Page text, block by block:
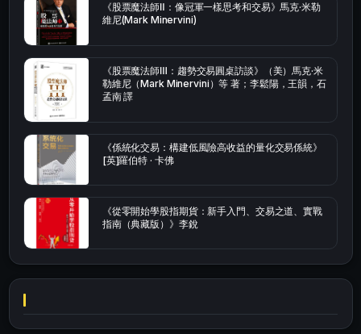
《股票魔法師Ⅱ：像冠軍一樣思考和交易》馬克·米勒
維尼(Mark Minervini)
《股票魔法師Ⅲ：趨勢交易圓桌訪談》（美）馬克·米
勒維尼（Mark Minervini）等 著；李鬆陽，王韻，石
孟南 譯
《係統化交易：構建低風險高收益的量化交易係統》
[英]羅伯特 · 卡佛
《從零開始學股指期貨：新手入門、交易之道、實戰
指南（典藏版）》李銳